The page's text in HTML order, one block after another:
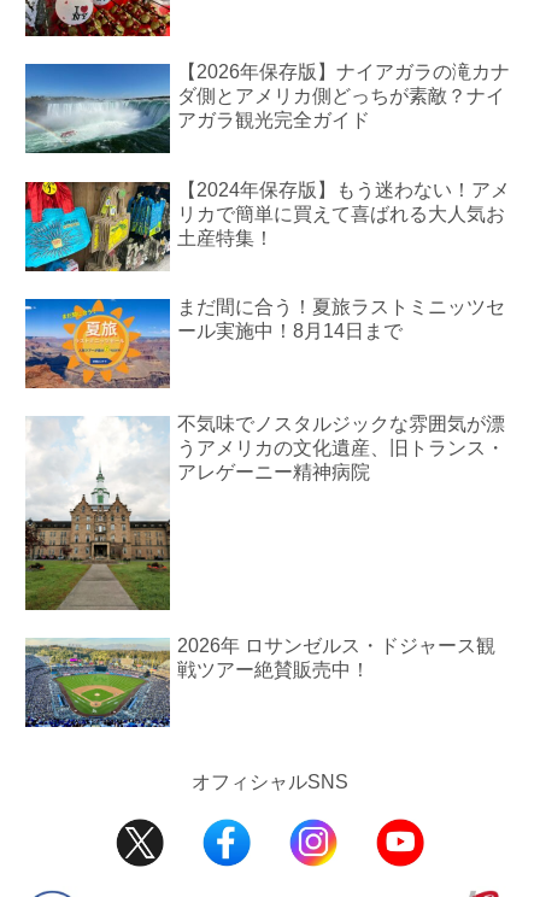
【2026年保存版】ナイアガラの滝カナ
ダ側とアメリカ側どっちが素敵？ナイ
アガラ観光完全ガイド
【2024年保存版】もう迷わない！アメ
リカで簡単に買えて喜ばれる大人気お
土産特集！
まだ間に合う！夏旅ラストミニッツセ
ール実施中！8月14日まで
不気味でノスタルジックな雰囲気が漂
うアメリカの文化遺産、旧トランス・
アレゲーニー精神病院
2026年 ロサンゼルス・ドジャース観
戦ツアー絶賛販売中！
オフィシャルSNS